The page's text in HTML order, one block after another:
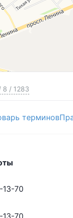
с любовью,
г.
8 / 1283
терминов
70
70